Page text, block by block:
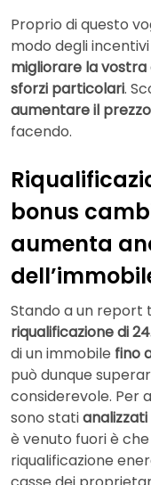
Proprio di questo
modo degli
migliorare la
sforzi particolari.
aumentare il
facendo.
bonus
aumenta
Stando a un report
riqualificazione di
di un immobile fino
può dunque
considerevole. Per
sono stati
è venuto fuori è
riqualificazione